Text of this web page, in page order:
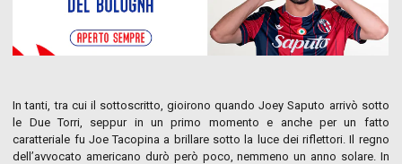
In tanti, tra cui il sottoscritto, gioirono quando Joey Saputo arrivò sotto
le Due Torri, seppur in un primo momento e anche per un fatto
caratteriale fu Joe Tacopina a brillare sotto la luce dei riflettori. Il regno
dell’avvocato americano durò però poco, nemmeno un anno solare. In